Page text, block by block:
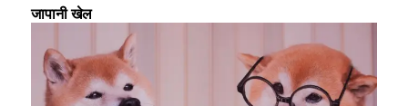
और आप हर मौसम के दृश्यों का आनंद ले सकते हैं। जापानी लोगों के लिए गर्म झरनों की
यात्रा करना भी अपनी छुट्टियां बिताने का एक तरीका है, और कई लोग अपने शरीर और
दिमाग को आराम देने के लिए वहां जाते हैं। बहुत से लोग अपना समय घर पर बिताना
पसंद करते हैं, और पढ़ने, फिल्में देखने और शौक में डूब जाना आम बात है।
जापानी खेल